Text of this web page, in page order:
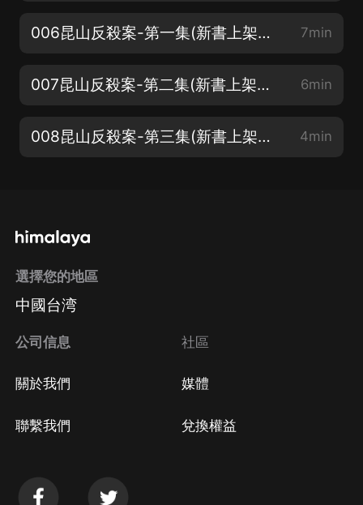
006昆山反殺案-第一集(新書上架♥求訂閱+點讚+評論♥月票多多砸向我) 7min
007昆山反殺案-第二集(新書上架♥求訂閱+點讚+評論♥月票多多砸向我) 6min
008昆山反殺案-第三集(新書上架♥求訂閱+點讚+評論♥月票多多砸向我) 4min
選擇您的地區
中國台湾
公司信息
關於我們
聯繫我們
社區
媒體
兌換權益